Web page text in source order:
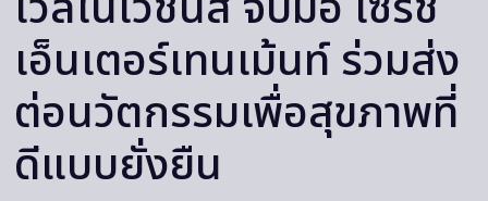
เอ็นเตอร์เทนเม้นท์ ร่วมส่ง
ต่อนวัตกรรมเพื่อสุขภาพที่
ดีแบบยั่งยืน